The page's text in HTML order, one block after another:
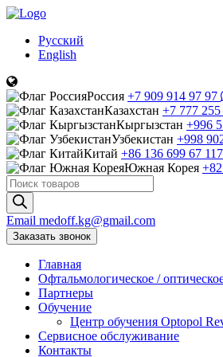
Русский
English
Россия +7 909 914 97 97
Казахстан +7 777
Кыргызстан +996
Узбекистан +998
Китай +86 136 699 67 117
Южная Корея
Поиск
товаров
Email medoff.kg@gmail.com
Заказать звонок
Главная
Офтальмологическое /
Партнеры
Обучение
Центр обучения Оptopol
Сервисное обслуживание
Контакты